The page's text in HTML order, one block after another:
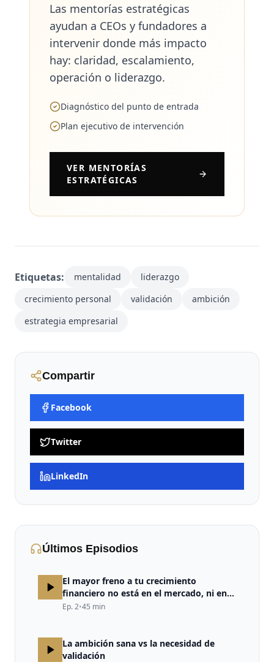
Compartir
Facebook
Twitter
LinkedIn
Últimos Episodios
El mayor freno a tu crecimiento
financiero no está en el mercado, ni en
la estrategia, ni en la falta de
Ep.2•45 min
La ambición sana vs la necesidad de
validación
Las mentorías estratégicas
ayudan a CEOs y fundadores a
intervenir donde más impacto
hay: claridad, escalamiento,
operación o liderazgo.
Diagnóstico del punto de entrada
Plan ejecutivo de intervención
VER MENTORÍAS
ESTRATÉGICAS
Etiquetas: mentalidad
liderazgo
crecimiento personal
validación
ambición
estrategia empresarial